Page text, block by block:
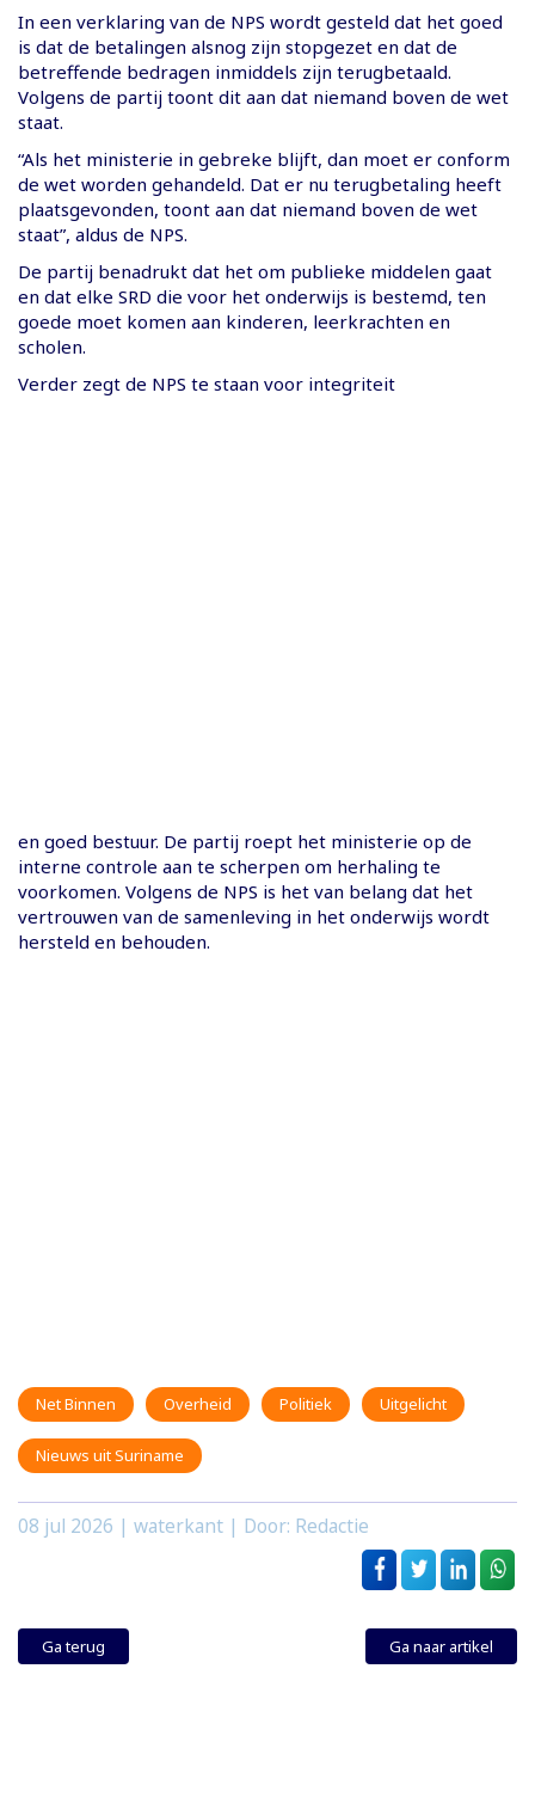
In een verklaring van de NPS wordt gesteld dat het goed
is dat de betalingen alsnog zijn stopgezet en dat de
betreffende bedragen inmiddels zijn terugbetaald.
Volgens de partij toont dit aan dat niemand boven de wet
staat.
“Als het ministerie in gebreke blijft, dan moet er conform
de wet worden gehandeld. Dat er nu terugbetaling heeft
plaatsgevonden, toont aan dat niemand boven de wet
staat”, aldus de NPS.
De partij benadrukt dat het om publieke middelen gaat
en dat elke SRD die voor het onderwijs is bestemd, ten
goede moet komen aan kinderen, leerkrachten en
scholen.
Verder zegt de NPS te staan voor integriteit
en goed bestuur. De partij roept het ministerie op de
interne controle aan te scherpen om herhaling te
voorkomen. Volgens de NPS is het van belang dat het
vertrouwen van de samenleving in het onderwijs wordt
hersteld en behouden.
Net Binnen Overheid Politiek Uitgelicht
Nieuws uit Suriname
08 jul 2026 | waterkant | Door: Redactie
Ga terug Ga naar artikel